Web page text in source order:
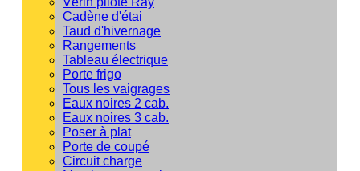
Cadène d'étai
Taud d'hivernage
Rangements
Tableau électrique
Porte frigo
Tous les vaigrages
Eaux noires 2 cab.
Eaux noires 3 cab.
Poser à plat
Porte de coupé
Circuit charge